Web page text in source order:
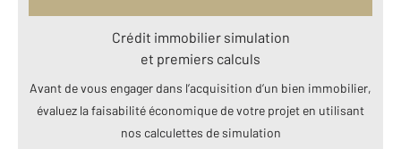
Crédit immobilier simulation
et premiers calculs
Avant de vous engager dans l’acquisition d’un bien immobilier,
évaluez la faisabilité économique de votre projet en utilisant
nos calculettes de simulation